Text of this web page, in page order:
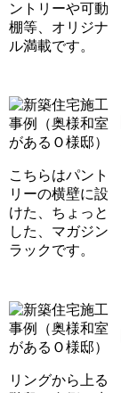
ントリーや可動
棚等、オリジナ
ル満載です。
こちらはパント
リーの横壁に設
けた、ちょっと
した、マガジン
ラックです。
リングから上る